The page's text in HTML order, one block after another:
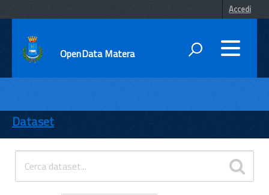
Accedi
OpenData Matera
ENTI
TEMI
INFORMAZIONI
Dataset